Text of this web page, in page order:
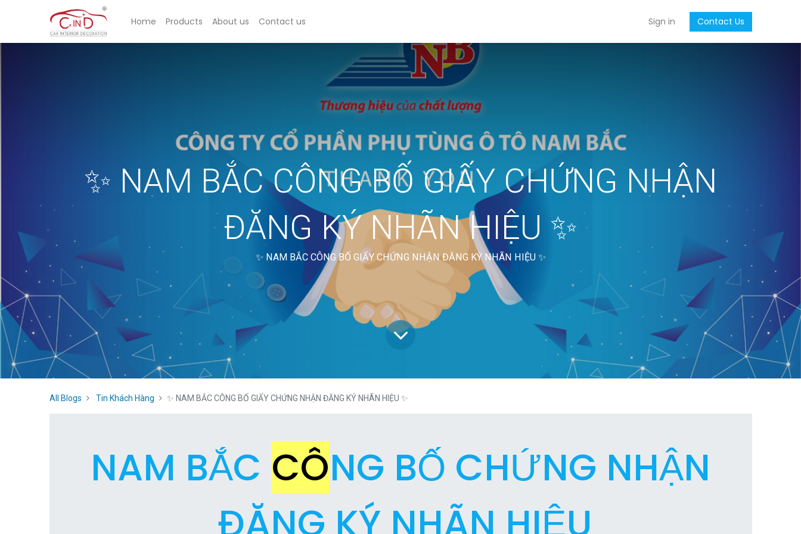
Home Products About us Contact us Sign in Contact Us
✨ NAM BẮC CÔNG BỐ GIẤY CHỨNG NHẬN
ĐĂNG KÝ NHÃN HIỆU ✨
✨ NAM BẮC CÔNG BỐ GIẤY CHỨNG NHẬN ĐĂNG KÝ NHÃN HIỆU ✨
All Blogs Tin Khách Hàng ✨ NAM BẮC CÔNG BỐ GIẤY CHỨNG NHẬN ĐĂNG KÝ NHÃN HIỆU ✨
NAM BẮC CÔNG BỐ CHỨNG NHẬN